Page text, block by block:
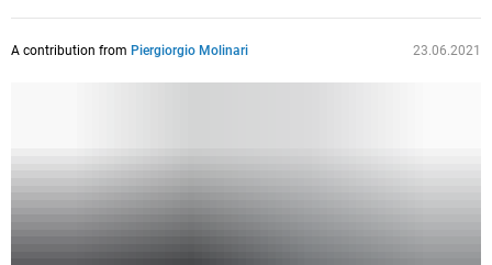
A contribution from Piergiorgio Molinari 23.06.2021